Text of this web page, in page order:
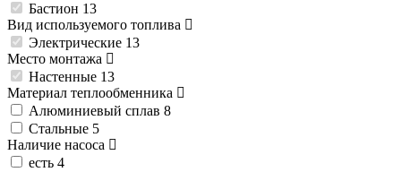
Бастион 13
Вид используемого топлива
Электрические 13
Место монтажа
Настенные 13
Материал теплообменника
Алюминиевый сплав 8
Стальные 5
Наличие насоса
есть 4